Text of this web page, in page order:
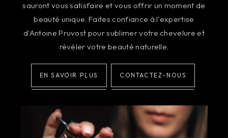
sauront vous satisfaire et vous offrir un moment de
beauté unique. Faites confiance à l'expertise
d'Antoine Pruvost pour sublimer votre chevelure et
révéler votre beauté naturelle.
EN SAVOIR PLUS CONTACTEZ-NOUS